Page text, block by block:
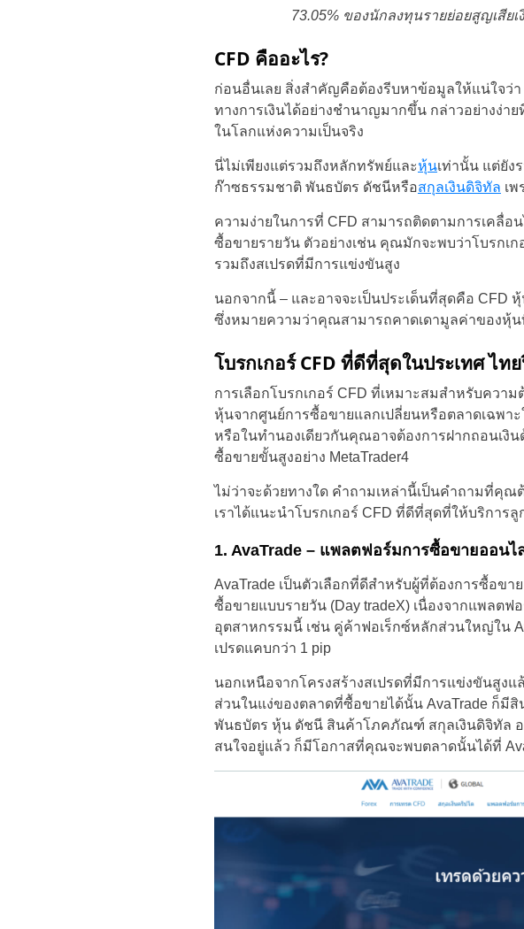
73.05% ของนักลงทุนรายย่อยสูญเสี
CFD คืออะไร?
ก่อนอื่นเลย สิ่งสำคัญคือต้องรีบหาข้อมูลให้แน่ใจว่า
ทางการเงินได้อย่างชำนาญมากขึ้น กล่าวอย่างง่
ในโลกแห่งความเป็นจริง
นี่ไม่เพียงแต่รวมถึงหลักทรัพย์และหุ้นเท่านั้น แต่ยัง
ก๊าซธรรมชาติ พันธบัตร ดัชนีหรือสกุลเงินดิจิทัล เ
ความง่ายในการที่ CFD สามารถติดตามการเคลื่
ซื้อขายรายวัน ตัวอย่างเช่น คุณมักจะพบว่าโบรก
รวมถึงสเปรดที่มีการแข่งขันสูง
นอกจากนี้ – และอาจจะเป็นประเด็นที่สุดคือ CFD
ซึ่งหมายความว่าคุณสามารถคาดเดามูลค่าของหุ้น
โบรกเกอร์ CFD ที่ดีที่สุดในประเทศ ไท
การเลือกโบรกเกอร์ CFD ที่เหมาะสมสำหรับคว
หุ้นจากศูนย์การซื้อขายแลกเปลี่ยนหรือตลาดเฉพ
หรือในทำนองเดียวกันคุณอาจต้องการฝากถอนเงิ
ซื้อขายขั้นสูงอย่าง MetaTrader4
ไม่ว่าจะด้วยทางใด คำถามเหล่านี้เป็นคำถามที่คุ
เราได้แนะนำโบรกเกอร์ CFD ที่ดีที่สุดที่ให้บริการ
1. AvaTrade – แพลตฟอร์มการซื้อขายออน
AvaTrade เป็นตัวเลือกที่ดีสำหรับผู้ที่ต้องการซื้อข
ซื้อขายแบบรายวัน (Day tradeX) เนื่องจากแพลต
อุตสาหกรรมนี้ เช่น คู่ค้าฟอเร็กซ์หลักส่วนใหญ่ใน
เปรดแคบกว่า 1 pip
นอกเหนือจากโครงสร้างสเปรดที่มีการแข่งขันสูง
ส่วนในแง่ของตลาดที่ซื้อขายได้นั้น AvaTrade ก็มี
พันธบัตร หุ้น ดัชนี สินค้าโภคภัณฑ์ สกุลเงินดิจิทัล
สนใจอยู่แล้ว ก็มีโอกาสที่คุณจะพบตลาดนั้นได้ที่